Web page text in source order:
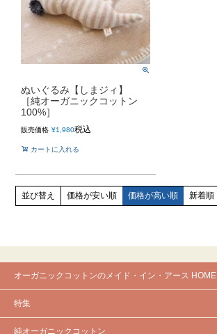
ぬいぐるみ【しまジィ】
［純オーガニックコットン
100%］
販売価格 ¥1,980税込
カートに入れる
並び替え 価格が安い順 価格が高い順 新着順
オーガニックコットンのメイド・イン・アース HOME
特集
純オーガニックコットン